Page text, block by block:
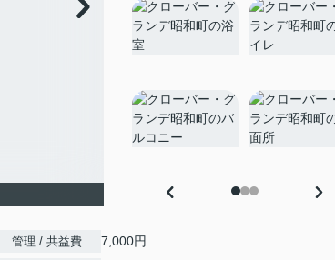
管理 / 共益費 7,000円